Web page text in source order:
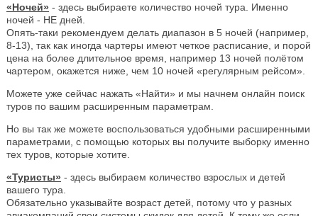
«Ночей» - здесь выбираете количество ночей тура. Именно
ночей - НЕ дней.
Опять-таки рекомендуем делать диапазон в 5 ночей (например,
8-13), так как иногда чартеры имеют четкое расписание, и порой
цена на более длительное время, например 13 ночей полётом
чартером, окажется ниже, чем 10 ночей «регулярным рейсом».
Можете уже сейчас нажать «Найти» и мы начнем онлайн поиск
туров по вашим расширенным параметрам.
Но вы так же можете воспользоваться удобными расширенными
параметрами, с помощью которых вы получите выборку именно
тех туров, которые хотите.
«Туристы» - здесь выбираем количество взрослых и детей
вашего тура.
Обязательно указывайте возраст детей, потому что у разных